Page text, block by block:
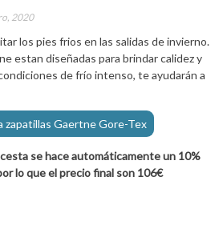
2020
los pies frios en las salidas de invierno.
estan diseñadas para brindar calidez y
de frío intenso, te ayudarán a
zapatillas Gaertne Gore-Tex
se hace automáticamente un 10%
lo que el precio final son 106€